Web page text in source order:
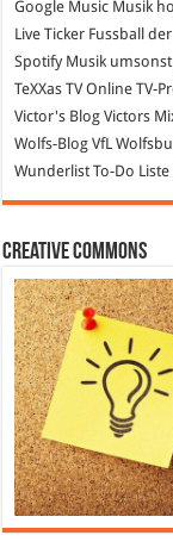
Google Music Musik
Live Ticker Fussball der
SpotifyMusik umsonst
TeXXas TVOnline TV-
Victor's Blog Victors
Wolfs-Blog VfL
Wunderlist To-Do
Creative Commons